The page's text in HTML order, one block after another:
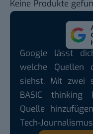
Keine Produkte
Google lässt
welche Quellen
siehst. Mit zwei
BASIC thinking
Quelle
Tech-